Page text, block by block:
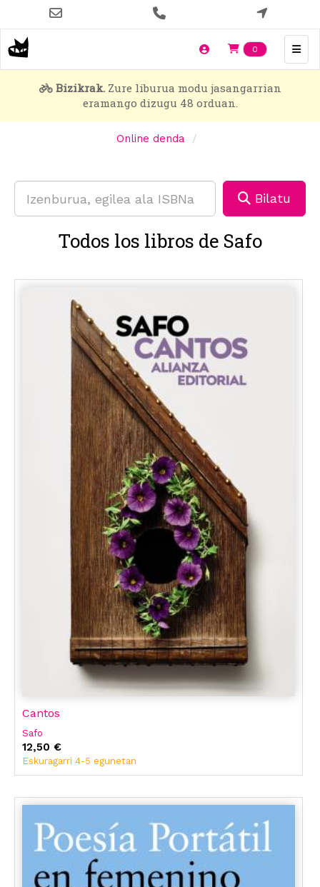
main
content
0 Items en
Bizikrak.Zure liburua modu jasangarrian
eramango dizugu 48 orduan.
Online denda
Bilatu
Todos los libros de Safo
Cantos
Safo
12,50 €
Eskuragarri 4-5 egunetan